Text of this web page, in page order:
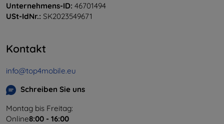
Unternehmens-ID: 46701494
USt-IdNr.: SK2023549671
Kontakt
info@top4mobile.eu
Schreiben Sie uns
Montag bis Freitag:
Online8:00 - 16:00